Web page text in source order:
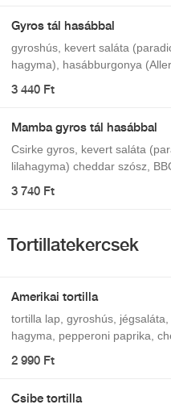
Gyros tál hasábbal
gyroshús, kevert saláta
hagyma), hasábburgonya
3 440 Ft
Mamba gyros tál hasábbal
Csirke gyros, kevert saláta
lilahagyma) cheddar szósz,
3 740 Ft
Tortillatekercsek
Amerikai tortilla
tortilla lap, gyroshús,
hagyma, pepperoni paprika,
2 990 Ft
Csibe tortilla